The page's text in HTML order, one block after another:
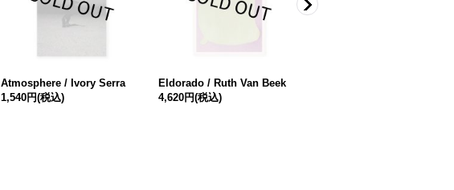
Atmosphere / Ivory Serra
1,540円(税込)
Eldorado / Ruth Van Beek
4,620円(税込)